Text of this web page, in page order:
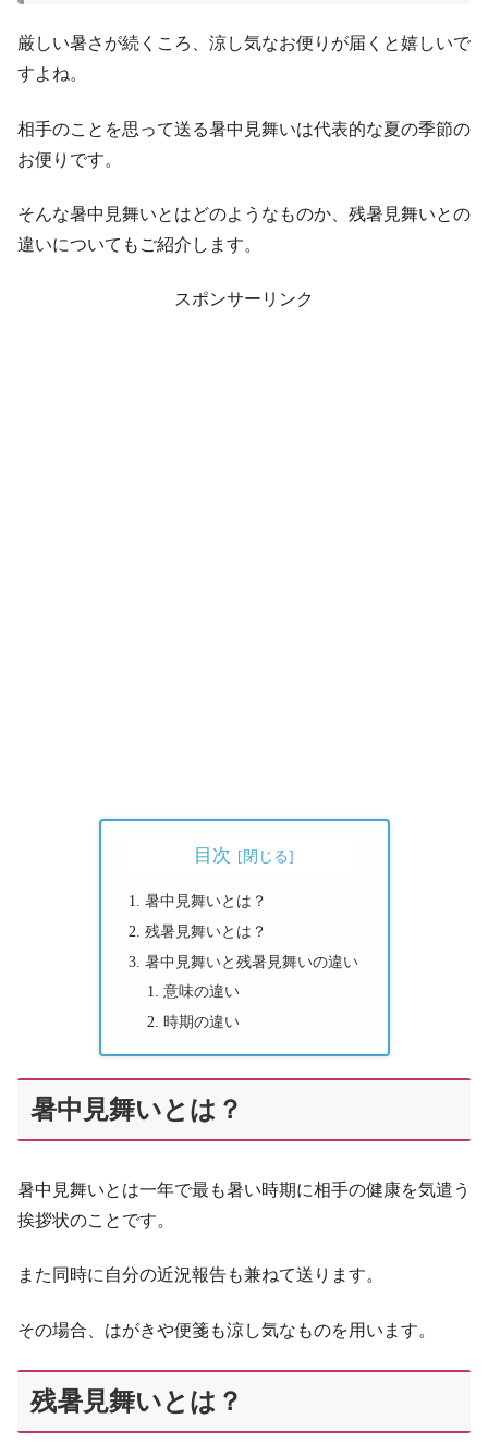
厳しい暑さが続くころ、涼し気なお便りが届くと嬉しいで
すよね。
相手のことを思って送る暑中見舞いは代表的な夏の季節の
お便りです。
そんな暑中見舞いとはどのようなものか、残暑見舞いとの
違いについてもご紹介します。
スポンサーリンク
目次
暑中見舞いとは？
残暑見舞いとは？
暑中見舞いと残暑見舞いの違い
意味の違い
時期の違い
暑中見舞いとは？
暑中見舞いとは一年で最も暑い時期に相手の健康を気遣う
挨拶状のことです。
また同時に自分の近況報告も兼ねて送ります。
その場合、はがきや便箋も涼し気なものを用います。
残暑見舞いとは？